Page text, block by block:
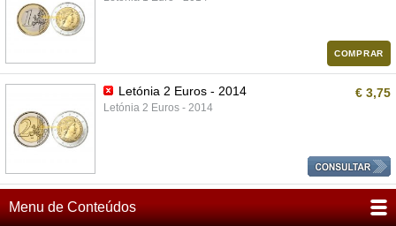
COMPRAR
Letónia 2 Euros - 2014
Letónia 2 Euros - 2014
€ 3,75
Menu de Conteúdos